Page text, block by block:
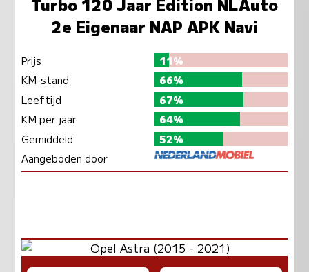
2e Eigenaar NAP APK Navi
Prijs
11%
KM-stand
66%
Leeftijd
67%
KM per jaar
64%
Gemiddeld
52%
Aangeboden door